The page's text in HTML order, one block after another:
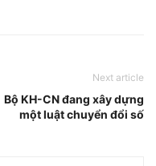
Next article
Bộ KH-CN đang xây dựng
một luật chuyển đổi số